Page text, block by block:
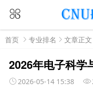
首页 专业排名 文章正文
2026年电子科学
2026-05-14 15:38